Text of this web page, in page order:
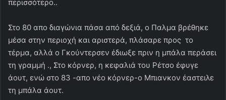
περισσότερο..
Στο 80 απο διαγώνια πάσα από δεξιά, ο Παλμα βρέθηκε
μέσα στην περιοχή και αριστερά, πλάσαρε προς το
τέρμα, αλλά ο Γκούντερσεν έδιωξε πριν η μπάλα περάσει
τη γραμμή ., Στο κόρνερ, η κεφαλιά του Ρέτσο έφυγε
άουτ, ενώ στο 83 -απο νέο κόρνερ-ο Μπιανκον έαστειλε
τη μπάλα άουτ.